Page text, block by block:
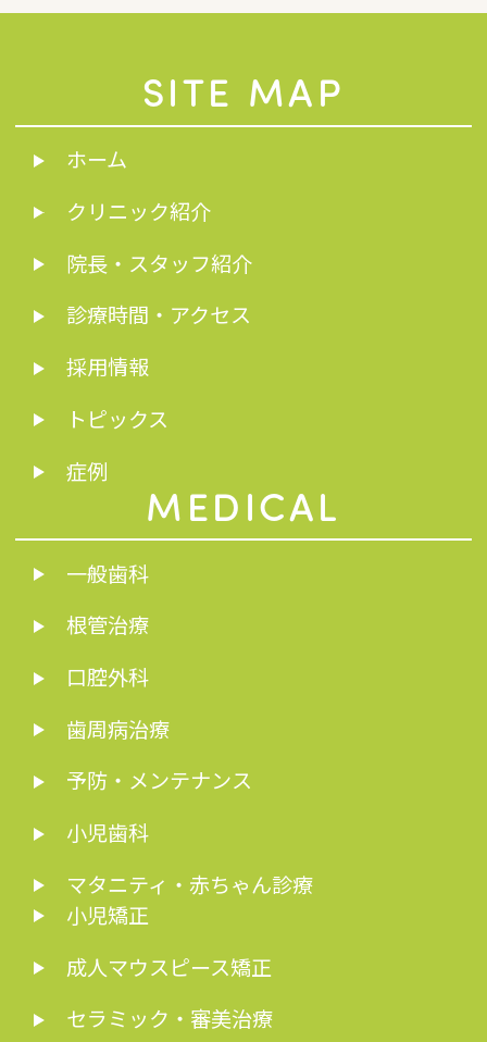
SITE MAP
ホーム
クリニック紹介
院長・スタッフ紹介
診療時間・アクセス
採用情報
トピックス
症例
MEDICAL
一般歯科
根管治療
口腔外科
歯周病治療
予防・メンテナンス
小児歯科
マタニティ・赤ちゃん診療
小児矯正
成人マウスピース矯正
セラミック・審美治療